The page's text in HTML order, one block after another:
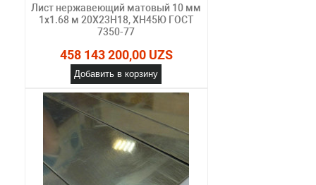
Лист нержавеющий матовый 10 мм
1х1.68 м 20Х23Н18, ХН45Ю ГОСТ
7350-77
458 143 200,00 UZS
Добавить в корзину